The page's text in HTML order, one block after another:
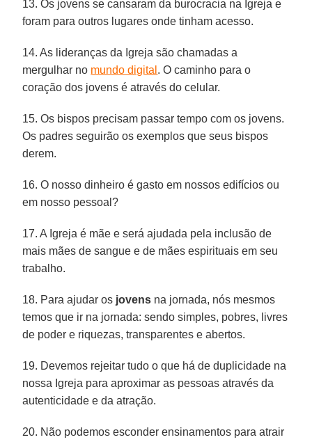
13. Os jovens se cansaram da burocracia na Igreja e
foram para outros lugares onde tinham acesso.
14. As lideranças da Igreja são chamadas a
mergulhar no mundo digital . O caminho para o
coração dos jovens é através do celular.
15. Os bispos precisam passar tempo com os jovens.
Os padres seguirão os exemplos que seus bispos
derem.
16. O nosso dinheiro é gasto em nossos edifícios ou
em nosso pessoal?
17. A Igreja é mãe e será ajudada pela inclusão de
mais mães de sangue e de mães espirituais em seu
trabalho.
18. Para ajudar os jovens na jornada, nós mesmos
temos que ir na jornada: sendo simples, pobres, livres
de poder e riquezas, transparentes e abertos.
19. Devemos rejeitar tudo o que há de duplicidade na
nossa Igreja para aproximar as pessoas através da
autenticidade e da atração.
20. Não podemos esconder ensinamentos para atrair